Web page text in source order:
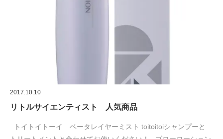
2017.10.10
リトルサイエンティスト 人気商品
トイトイトーイ ベータレイヤーミスト toitoitoiシャンプーと